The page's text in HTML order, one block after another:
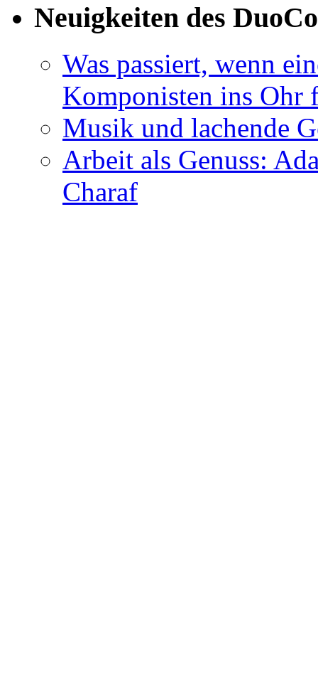
Neuigkeiten des
Was passiert, wenn
Komponisten ins
Musik und lachende
Arbeit als Genuss:
Charaf